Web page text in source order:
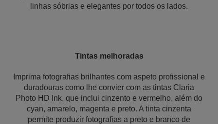
linhas sóbrias e elegantes por todos os lados.
Tintas melhoradas
Imprima fotografias brilhantes com aspeto profissional e
duradouras como lhe convier com as tintas Claria
Photo HD Ink, que inclui cinzento e vermelho, além do
cyan, amarelo, magenta e preto. A tinta cinzenta
permite produzir fotografias a preto e branco de